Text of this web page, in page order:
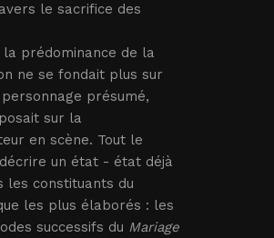
le sacrifice des
la prédominance de la
ne se fondait plus sur
présumé,
sur la
en scène. Tout le
un état - état déjà
les constituants du
les plus élaborés : les
successifs du Mariage